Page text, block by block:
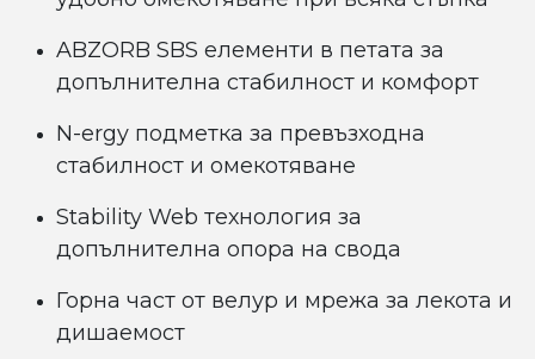
ABZORB SBS елементи в петата за
допълнителна стабилност и комфорт
N-ergy подметка за превъзходна
стабилност и омекотяване
Stability Web технология за
допълнителна опора на свода
Горна част от велур и мрежа за лекота и
дишаемост